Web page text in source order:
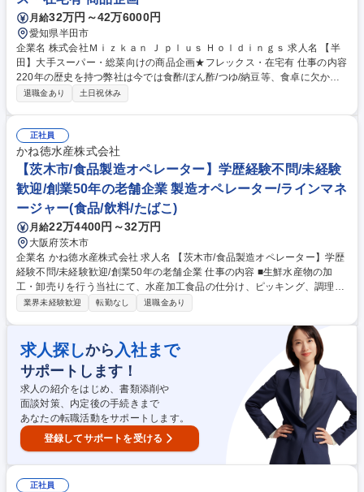
月給32万円～42万6000円
愛知県半田市
企業名 株式会社Ｍｉｚｋａｎ Ｊ ｐｌｕｓ Ｈｏｌｄｉｎｇｓ 求人名 【半
田】大手スーパー・総菜向けの商品企画★フレックス・在宅有 仕事の内容
220年の歴史を持つ弊社は今では食酢/ぽん酢/つゆ/納豆等、食卓に欠かせ
ない分野に事業を展開。そんな当社にて、成長領域である業務用市場向け
は、簡便化が進む市場での業務用事業の更なる強化です。■ミッション
は、大手スーパーや外食チェーンに対し、おいしさや賞味期限延長を叶え
るNB・PB商品を提案し具現化すること。■営業や開発、生産部門を巻き
込む活動が求められ、目標は顧客の課題解決です。将来はマーケティング
やモノづくりの核を担えます。 募集職種 【半田】大手スーパー・総菜向
けの商品企画★フレックス・在宅有
退職金あり 土日祝休み
正社員
かね徳水産株式会社
【茨木市/食品製造オペレーター】学歴経験不問/未経験
歓迎/創業50年の老舗企業 製造オペレーター/ラインマネ
ージャー(食品/飲料/たばこ)
月給22万4400円～32万円
大阪府茨木市
企業名 かね徳水産株式会社 求人名 【茨木市/食品製造オペレーター】学歴
経験不問/未経験歓迎/創業50年の老舗企業 仕事の内容 ■生鮮水産物の加
工・卸売りを行う当社にて、水産加工食品の仕分け、ピッキング、調理加
工、または特許取得技術を用いた炊飯・しゃり玉加工製造などのオペレー
のいずれかの業務へ配属を決定します。 ■水産加工食品（塩干商品等）の
仕分け、ピッキング、梱包出荷 ■生鮮鮮魚や水産加工品（刺身・寿司パッ
ク商品）の調理加工、盛り付け、梱包出荷■炊飯業務・しゃり・しゃり玉
の加工製造（特許取得）および梱包出荷 ※未経験の方も、先輩が実務を通
して丁寧に教えるので安心です。 募集職種 【茨木市/食品製造オペレータ
ー】学歴経験不問/未経験歓迎/創業50年の老舗企業
業界未経験歓迎 転勤なし 退職金あり
求人探しから 入社まで
サポートします！
求人の紹介をはじめ、書類添削や
面談対策、内定後の手続きまで
あなたの転職活動をサポートします。
登録してサポートを受ける
正社員